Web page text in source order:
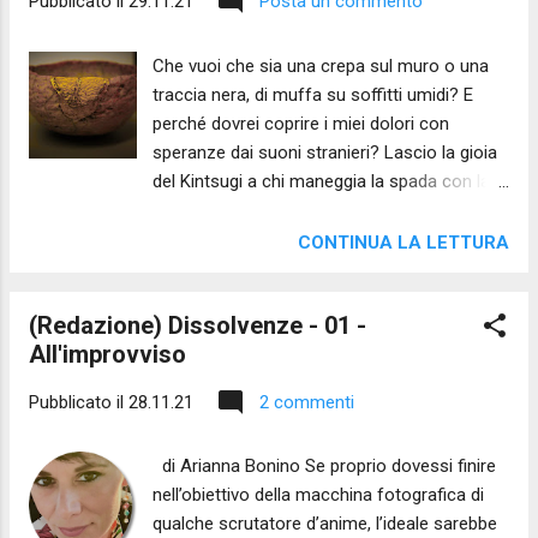
Che vuoi che sia una crepa sul muro o una
traccia nera, di muffa su soffitti umidi? E
perché dovrei coprire i miei dolori con
speranze dai suoni stranieri? Lascio la gioia
del Kintsugi a chi maneggia la spada con la
resto ammirato come chi sa riconoscere
dita con la cera; accendo candele nella
speranza della speranza e, se non viene, non
ricomposta da mani divine, né le mie vene
preziosi. Ogni speranza di speranza
contempla silenziosa la possibilità d'una
caduta, anzi, d'un rotolio di massi su crinali
CONTINUA LA LETTURA
(Redazione) Dissolvenze - 01 -
All'improvviso
Pubblicato il 28.11.21 2 commenti
di Arianna Bonino Se proprio dovessi finire
nell’obiettivo della macchina fotografica di
qualche scrutatore d’anime, l’ideale sarebbe